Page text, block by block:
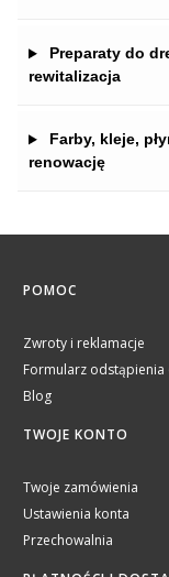
Preparaty do
rewitalizacja
Farby, kleje,
renowację
Linki w stopce
POMOC
Zwroty i reklamacje
Formularz
Blog
TWOJE KONTO
Twoje zamówienia
Ustawienia konta
Przechowalnia